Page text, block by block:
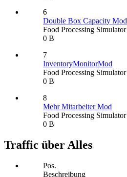
6
Double Box Capacity Mod
Food Processing Simulator
0 B
7
InventoryMonitorMod
Food Processing Simulator
0 B
8
Mehr Mitarbeiter Mod
Food Processing Simulator
0 B
Traffic über Alles
Pos.
Beschreibung